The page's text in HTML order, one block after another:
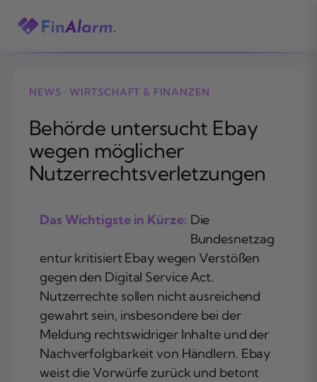
Inhalt
NEWS · WIRTSCHAFT & FINANZEN
Behörde untersucht Ebay
wegen möglicher
Nutzerrechtsverletzungen
Das Wichtigste in Kürze: Die
Bundesnetzag
entur kritisiert Ebay wegen Verstößen
gegen den Digital Service Act.
Nutzerrechte sollen nicht ausreichend
gewahrt sein, insbesondere bei der
Meldung rechtswidriger Inhalte und der
Nachverfolgbarkeit von Händlern. Ebay
weist die Vorwürfe zurück und betont